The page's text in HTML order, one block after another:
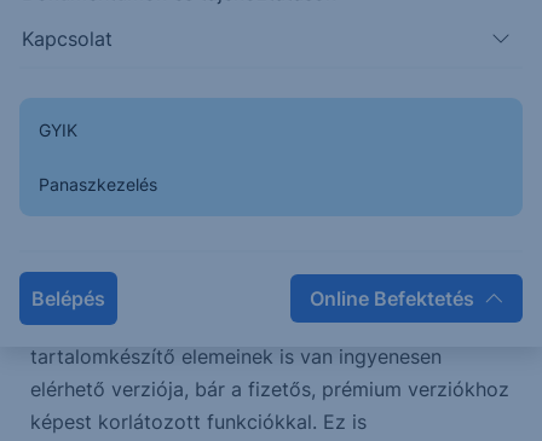
Kapcsolat
GYIK
Panaszkezelés
Belépés Online Befektetés
a „photoshoppolás” szó miatt ismerősen csenghet
termékportfóliójából adódóan természetes
ellensége a mesterséges intelligencia, aminek a
megkérdőjelezte, hogy van-e létjogosultsága a
akár ingyenes megoldások is kiválthatóvá tették a
feladatok egy részét papíron. Viszont az Adobe
tartalomkészítő elemeinek is van ingyenesen
elérhető verziója, bár a fizetős, prémium verziókhoz
képest korlátozott funkciókkal. Ez is